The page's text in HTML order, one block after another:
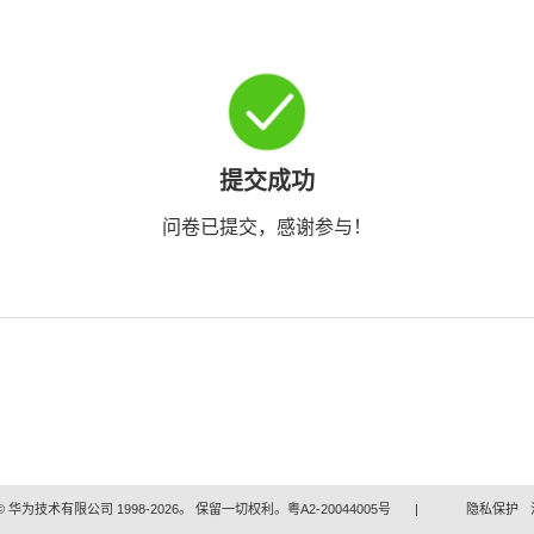
提交成功
问卷已提交，感谢参与！
华为技术有限公司 1998-2026。 保留一切权利。粤A2-20044005号 | 隐私保护